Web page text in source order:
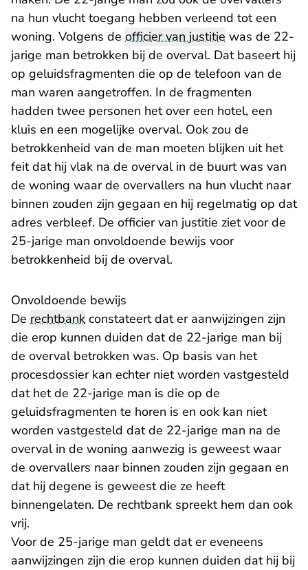
na hun vlucht toegang hebben verleend tot een
woning. Volgens de officier van justitie was de 22-
jarige man betrokken bij de overval. Dat baseert hij
op geluidsfragmenten die op de telefoon van de
man waren aangetroffen. In de fragmenten
hadden twee personen het over een hotel, een
kluis en een mogelijke overval. Ook zou de
betrokkenheid van de man moeten blijken uit het
feit dat hij vlak na de overval in de buurt was van
de woning waar de overvallers na hun vlucht naar
binnen zouden zijn gegaan en hij regelmatig op dat
adres verbleef. De officier van justitie ziet voor de
25-jarige man onvoldoende bewijs voor
betrokkenheid bij de overval.
Onvoldoende bewijs
De rechtbank constateert dat er aanwijzingen zijn
die erop kunnen duiden dat de 22-jarige man bij
de overval betrokken was. Op basis van het
procesdossier kan echter niet worden vastgesteld
dat het de 22-jarige man is die op de
geluidsfragmenten te horen is en ook kan niet
worden vastgesteld dat de 22-jarige man na de
overval in de woning aanwezig is geweest waar
de overvallers naar binnen zouden zijn gegaan en
dat hij degene is geweest die ze heeft
binnengelaten. De rechtbank spreekt hem dan ook
vrij.
Voor de 25-jarige man geldt dat er eveneens
aanwijzingen zijn die erop kunnen duiden dat hij bij